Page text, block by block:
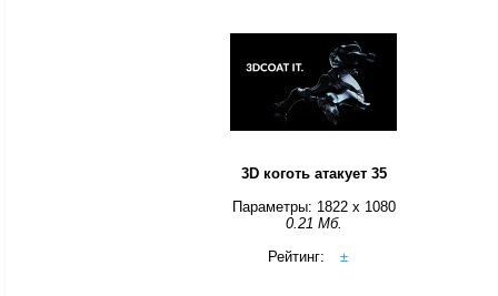
3D коготь атакует 35
Параметры: 1822 x 1080
0.21 Мб.
Рейтинг:
±